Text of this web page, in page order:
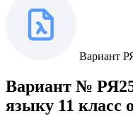
Вариант
Вариант №
языку 11 класс